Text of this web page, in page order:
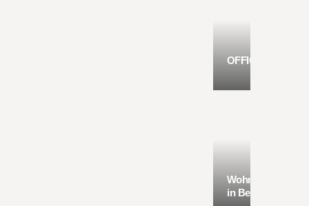
OFFICEHOME
Wohngebäude
in Berlin (STA)